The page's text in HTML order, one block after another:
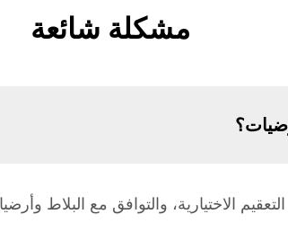
مشكلة شائعة
الاختيارية، والتوافق مع البلاط